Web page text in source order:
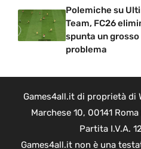
Polemiche su
Team, FC26
spunta un grosso
problema
Games4all.it di proprietà di
Marchese 10, 00141
Partita I.V.A.
Games4all.it non è una